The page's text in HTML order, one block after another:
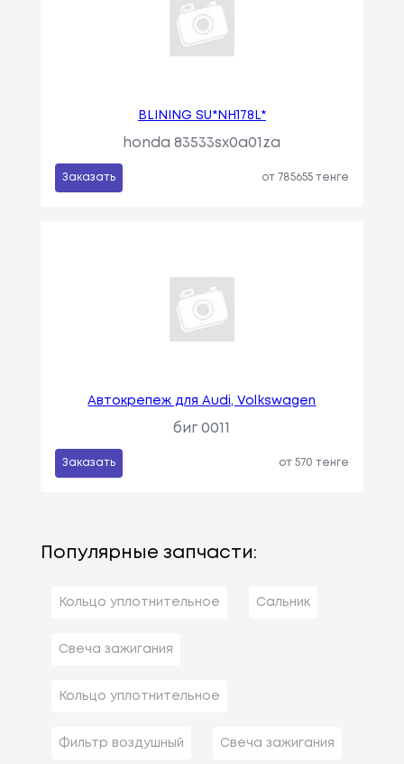
BLINING SU*NH178L*
honda 83533sx0a01za
Заказать от 785655 тенге
Автокрепеж для Audi, Volkswagen
биг 0011
Заказать от 570 тенге
Популярные запчасти:
Кольцо уплотнительное Сальник
Свеча зажигания
Кольцо уплотнительное
Фильтр воздушный Свеча зажигания